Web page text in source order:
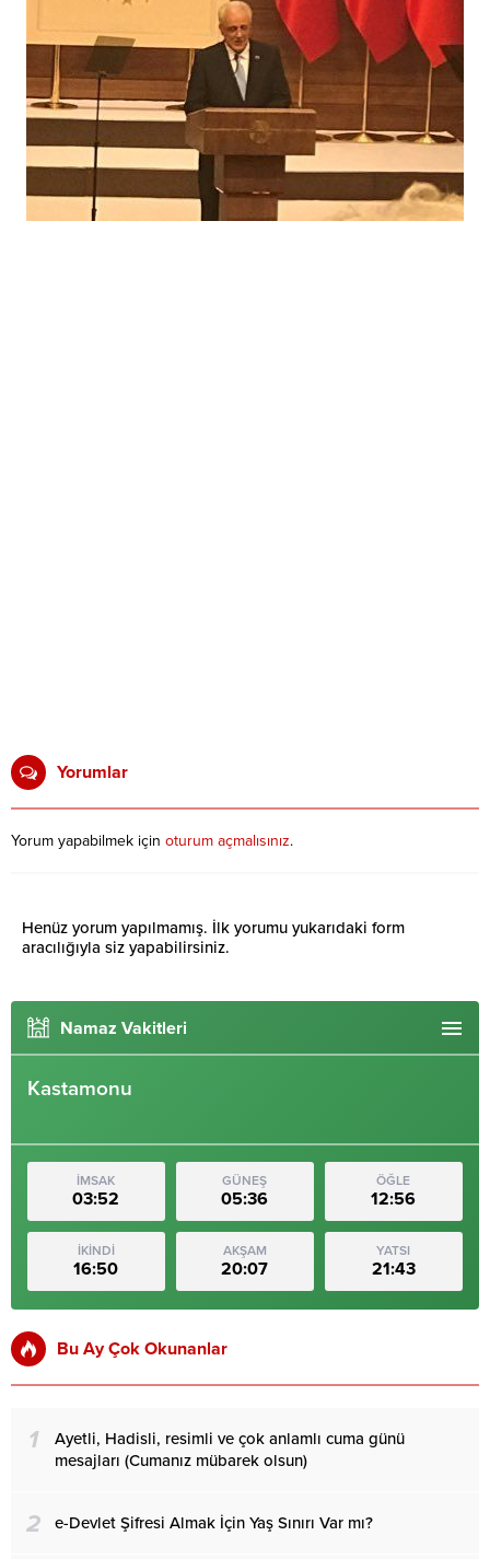
Yorumlar
Yorum yapabilmek için oturum açmalısınız.
Henüz yorum yapılmamış. İlk yorumu yukarıdaki form
aracılığıyla siz yapabilirsiniz.
Namaz Vakitleri
Kastamonu
İMSAK
03:52
GÜNEŞ
05:36
ÖĞLE
12:56
İKİNDİ
16:50
AKŞAM
20:07
YATSI
21:43
Bu Ay Çok Okunanlar
1
Ayetli, Hadisli, resimli ve çok anlamlı cuma günü
mesajları (Cumanız mübarek olsun)
2 e-Devlet Şifresi Almak İçin Yaş Sınırı Var mı?